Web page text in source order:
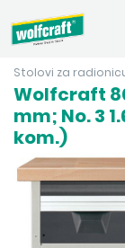
Stolovi za
Wolfcraft
mm; No. 3
kom.)